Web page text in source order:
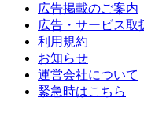
広告掲載のご案内
広告・サービス取
利用規約
お知らせ
運営会社について
緊急時はこちら